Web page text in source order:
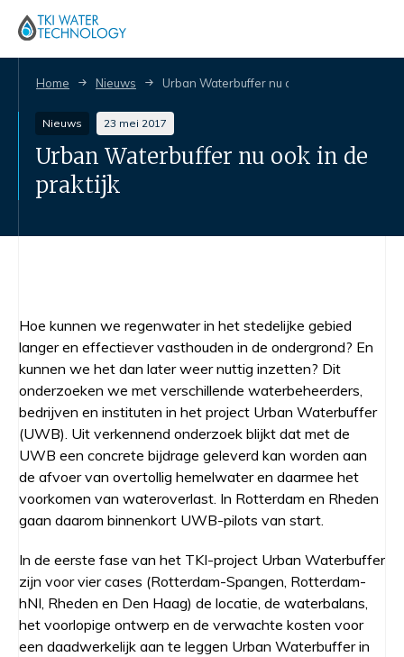
Home Nieuws Urban Waterbuffer nu ook in de praktijk
Nieuws 23 mei 2017
Urban Waterbuffer nu ook in de
praktijk
Hoe kunnen we regenwater in het stedelijke gebied
langer en effectiever vasthouden in de ondergrond? En
kunnen we het dan later weer nuttig inzetten? Dit
onderzoeken we met verschillende waterbeheerders,
bedrijven en instituten in het project Urban Waterbuffer
(UWB). Uit verkennend onderzoek blijkt dat met de
UWB een concrete bijdrage geleverd kan worden aan
de afvoer van overtollig hemelwater en daarmee het
voorkomen van wateroverlast. In Rotterdam en Rheden
gaan daarom binnenkort UWB-pilots van start.
In de eerste fase van het TKI-project Urban Waterbuffer
zijn voor vier cases (Rotterdam-Spangen, Rotterdam-
hNI, Rheden en Den Haag) de locatie, de waterbalans,
het voorlopige ontwerp en de verwachte kosten voor
een daadwerkelijk aan te leggen Urban Waterbuffer in